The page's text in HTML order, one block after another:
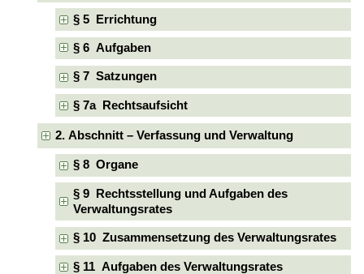
§ 5 Errichtung
§ 6 Aufgaben
§ 7 Satzungen
§ 7a Rechtsaufsicht
2. Abschnitt – Verfassung und Verwaltung
§ 8 Organe
§ 9 Rechtsstellung und Aufgaben des
Verwaltungsrates
§ 10 Zusammensetzung des Verwaltungsrates
§ 11 Aufgaben des Verwaltungsrates